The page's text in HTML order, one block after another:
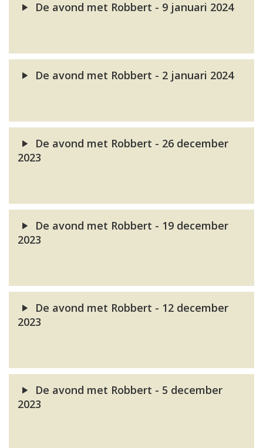
De avond met Robbert - 9 januari 2024
De avond met Robbert - 2 januari 2024
De avond met Robbert - 26 december
2023
De avond met Robbert - 19 december
2023
De avond met Robbert - 12 december
2023
De avond met Robbert - 5 december
2023